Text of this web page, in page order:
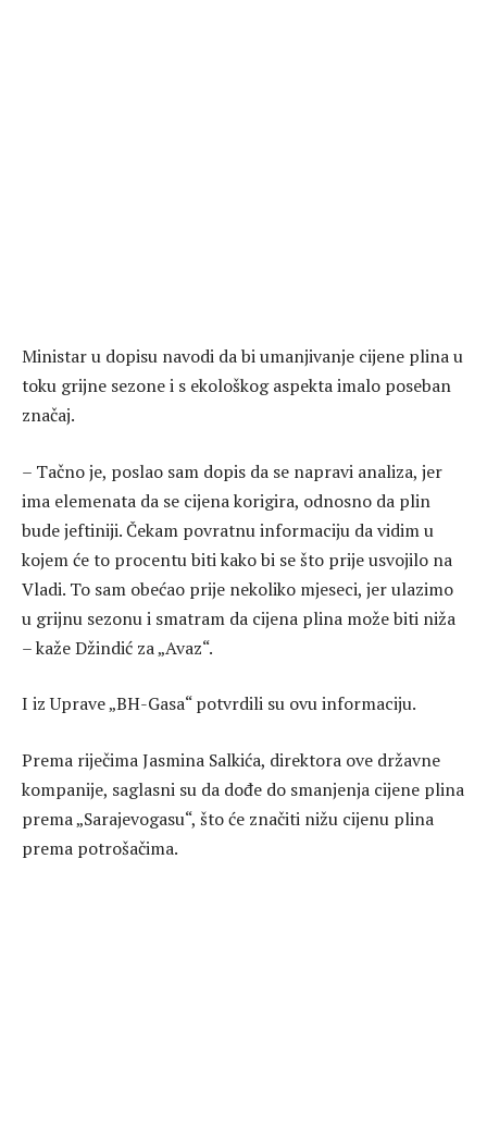
Ministar u dopisu navodi da bi umanjivanje cijene plina u
toku grijne sezone i s ekološkog aspekta imalo poseban
značaj.
– Tačno je, poslao sam dopis da se napravi analiza, jer
ima elemenata da se cijena korigira, odnosno da plin
bude jeftiniji. Čekam povratnu informaciju da vidim u
kojem će to procentu biti kako bi se što prije usvojilo na
Vladi. To sam obećao prije nekoliko mjeseci, jer ulazimo
u grijnu sezonu i smatram da cijena plina može biti niža
– kaže Džindić za „Avaz“.
I iz Uprave „BH-Gasa“ potvrdili su ovu informaciju.
Prema riječima Jasmina Salkića, direktora ove državne
kompanije, saglasni su da dođe do smanjenja cijene plina
prema „Sarajevogasu“, što će značiti nižu cijenu plina
prema potrošačima.